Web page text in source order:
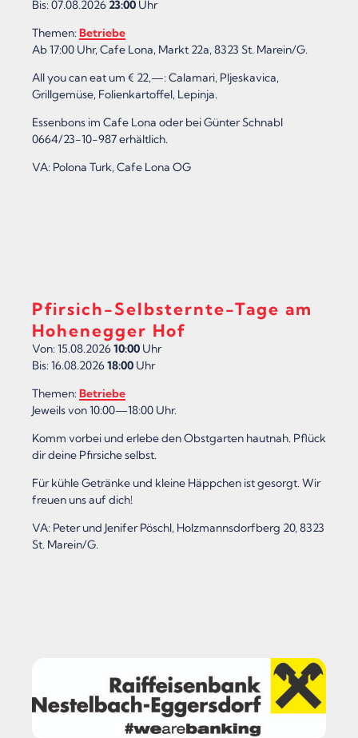
Bis: 07.08.2026 23:00 Uhr
Themen:Betriebe
Ab 17:00 Uhr, Cafe Lona, Markt 22a, 8323 St. Marein/G.
All you can eat um € 22,—: Calamari, Pljeskavica,
Grillgemüse, Folienkartoffel, Lepinja.
Essenbons im Cafe Lona oder bei Günter Schnabl
0664/23-10-987 erhältlich.
VA: Polona Turk, Cafe Lona OG
Pfirsich-Selbsternte-Tage am
Hohenegger Hof
Von: 15.08.202610:00 Uhr
Bis: 16.08.202618:00 Uhr
Themen:Betriebe
Jeweils von 10:00—18:00 Uhr.
Komm vorbei und erlebe den Obstgarten hautnah. Pflück
dir deine Pfirsiche selbst.
Für kühle Getränke und kleine Häppchen ist gesorgt. Wir
freuen uns auf dich!
VA: Peter und Jenifer Pöschl, Holzmannsdorfberg 20, 8323
St. Marein/G.